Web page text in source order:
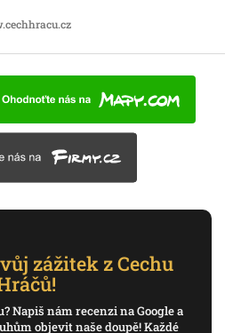
zážitek z Cechu
Napiš nám recenzi na Google a
objevit naše doupě! Každé